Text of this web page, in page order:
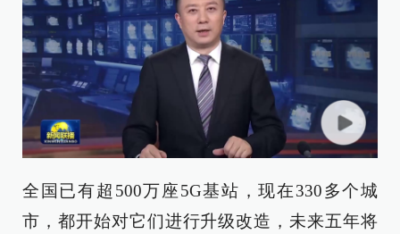
全国已有超500万座5G基站，现在330多个城
市，都开始对它们进行升级改造，未来五年将